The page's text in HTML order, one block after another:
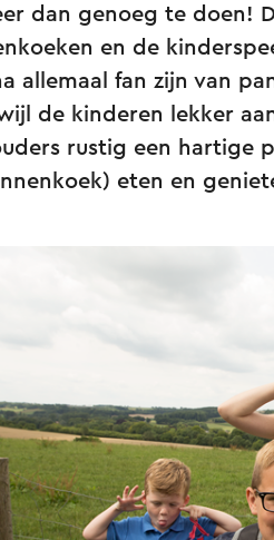
dan genoeg te doen!
en de
allemaal fan zijn van
de kinderen lekker
rustig een hartige
eten en